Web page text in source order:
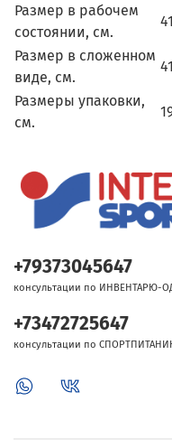
Размер в рабочем
состоянии, см.
Размер в сложенном
виде, см.
Размеры упаковки,
см.
+79373045647
консультации по ИНВЕНТАРЮ-
+73472725647
консультации по